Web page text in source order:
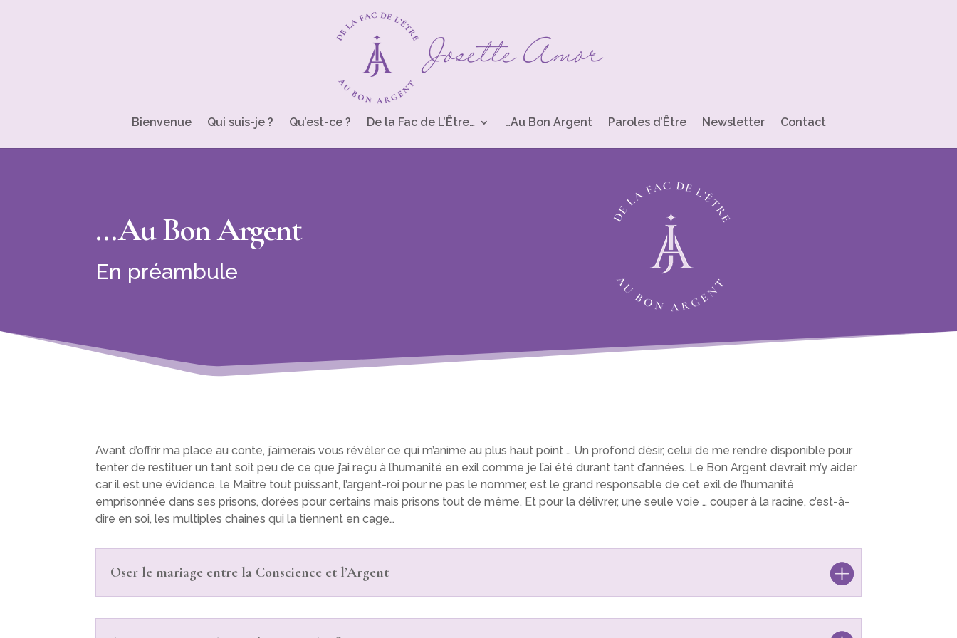
Bienvenue Qui suis-je ? Qu’est-ce ? De la Fac de L’Être… …Au Bon Argent Paroles d’Être Newsletter Contact
...Au Bon Argent
En préambule
Avant d’offrir ma place au conte, j’aimerais vous révéler ce qui m’anime au plus haut point … Un profond désir, celui de me rendre disponible pour
tenter de restituer un tant soit peu de ce que j’ai reçu à l’humanité en exil comme je l’ai été durant tant d’années. Le Bon Argent devrait m’y aider
car il est une évidence, le Maître tout puissant, l’argent-roi pour ne pas le nommer, est le grand responsable de cet exil de l’humanité
emprisonnée dans ses prisons, dorées pour certains mais prisons tout de même. Et pour la délivrer, une seule voie … couper à la racine, c’est-à-
dire en soi, les multiples chaines qui la tiennent en cage…
Oser le mariage entre la Conscience et l’Argent